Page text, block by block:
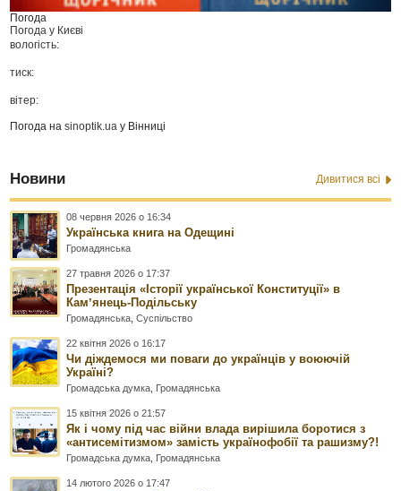
Погода
Погода у Києві
вологість:
тиск:
вітер:
Погода наsinoptik.ua у Вінниці
Новини Дивитися всі
08 червня 2026 о 16:34
Українська книга на Одещині
Громадянська
27 травня 2026 о 17:37
Презентація «Історії української Конституції» в
Камʼянець-Подільську
Громадянська ,Суспільство
22 квітня 2026 о 16:17
Чи діждемося ми поваги до українців у воюючій
Україні?
Громадська думка Громадянська
15 квітня 2026 о 21:57
Як і чому під час війни влада вирішила боротися з
«антисемітизмом» замість українофобії та рашизму?!
Громадська думка Громадянська
14 лютого 2026 о 17:47